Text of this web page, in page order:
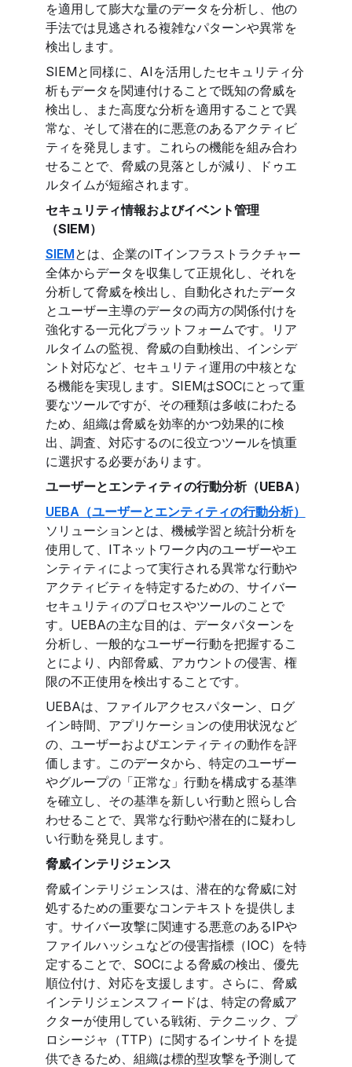
を適用して膨大な量のデータを分析し、他の
手法では見逃される複雑なパターンや異常を
検出します。
SIEMと同様に、AIを活用したセキュリティ分
析もデータを関連付けることで既知の脅威を
検出し、また高度な分析を適用することで異
常な、そして潜在的に悪意のあるアクティビ
ティを発見します。これらの機能を組み合わ
せることで、脅威の見落としが減り、ドゥエ
ルタイムが短縮されます。
セキュリティ情報およびイベント管理
（SIEM）
SIEMとは、企業のITインフラストラクチャー
全体からデータを収集して正規化し、それを
分析して脅威を検出し、自動化されたデータ
とユーザー主導のデータの両方の関係付けを
強化する一元化プラットフォームです。リア
ルタイムの監視、脅威の自動検出、インシデ
ント対応など、セキュリティ運用の中核とな
る機能を実現します。SIEMはSOCにとって重
要なツールですが、その種類は多岐にわたる
ため、組織は脅威を効率的かつ効果的に検
出、調査、対応するのに役立つツールを慎重
に選択する必要があります。
ユーザーとエンティティの行動分析（UEBA）
UEBA（ユーザーとエンティティの行動分析）
ソリューションとは、機械学習と統計分析を
使用して、ITネットワーク内のユーザーやエ
ンティティによって実行される異常な行動や
アクティビティを特定するための、サイバー
セキュリティのプロセスやツールのことで
す。UEBAの主な目的は、データパターンを
分析し、一般的なユーザー行動を把握するこ
とにより、内部脅威、アカウントの侵害、権
限の不正使用を検出することです。
UEBAは、ファイルアクセスパターン、ログ
イン時間、アプリケーションの使用状況など
の、ユーザーおよびエンティティの動作を評
価します。このデータから、特定のユーザー
やグループの「正常な」行動を構成する基準
を確立し、その基準を新しい行動と照らし合
わせることで、異常な行動や潜在的に疑わし
い行動を発見します。
脅威インテリジェンス
脅威インテリジェンスは、潜在的な脅威に対
処するための重要なコンテキストを提供しま
す。サイバー攻撃に関連する悪意のあるIPや
ファイルハッシュなどの侵害指標（IOC）を特
定することで、SOCによる脅威の検出、優先
順位付け、対応を支援します。さらに、脅威
インテリジェンスフィードは、特定の脅威ア
クターが使用している戦術、テクニック、プ
ロシージャ（TTP）に関するインサイトを提
供できるため、組織は標的型攻撃を予測して